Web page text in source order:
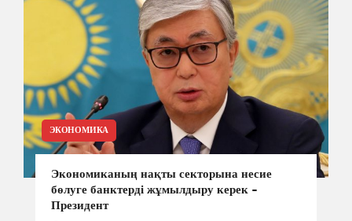
ЭКОНОМИКА
Экономиканың нақты секторына несие
бөлуге банктерді жұмылдыру керек -
Президент